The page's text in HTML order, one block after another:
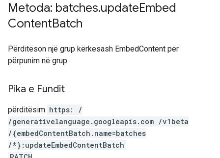
Metoda: batches.updateEmbed
ContentBatch
Përditëson një grup kërkesash EmbedContent për
përpunim në grup.
Pika e Fundit
përditësim https: /
/generativelanguage.googleapis.com /v1beta
/{embedContentBatch.name=batches
/*}:updateEmbedContentBatch